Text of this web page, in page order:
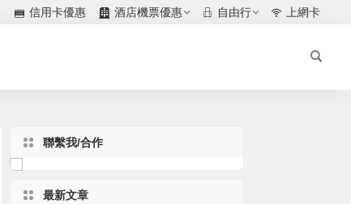
信用卡優惠 酒店機票優惠 自由行 上網卡
聯繫我/合作
最新文章